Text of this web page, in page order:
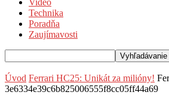
Video
Technika
Poradňa
Zaujímavosti
Úvod Ferrari HC25: Unikát za milióny!
3e6334e39c6b825006555f8cc05ff44a69